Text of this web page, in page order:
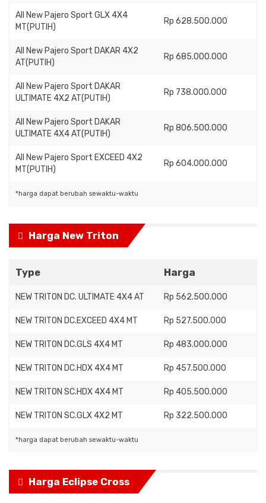
All New Pajero Sport GLX 4X4
MT(PUTIH)
Rp 628.500.000
All New Pajero Sport DAKAR 4X2
AT(PUTIH)
Rp 685.000.000
All New Pajero Sport DAKAR
ULTIMATE 4X2 AT(PUTIH)
Rp 738.000.000
All New Pajero Sport DAKAR
ULTIMATE 4X4 AT(PUTIH)
Rp 806.500.000
All New Pajero Sport EXCEED 4X2
MT(PUTIH)
Rp 604.000.000
*harga dapat berubah sewaktu-waktu
Harga New Triton
Type Harga
NEW TRITON DC. ULTIMATE 4X4 AT Rp 562.500.000
NEW TRITON DC.EXCEED 4X4 MT Rp 527.500.000
NEW TRITON DC.GLS 4X4 MT Rp 483.000.000
NEW TRITON DC.HDX 4X4 MT Rp 457.500.000
NEW TRITON SC.HDX 4X4 MT Rp 405.500.000
NEW TRITON SC.GLX 4X2 MT Rp 322.500.000
*harga dapat berubah sewaktu-waktu
Harga Eclipse Cross